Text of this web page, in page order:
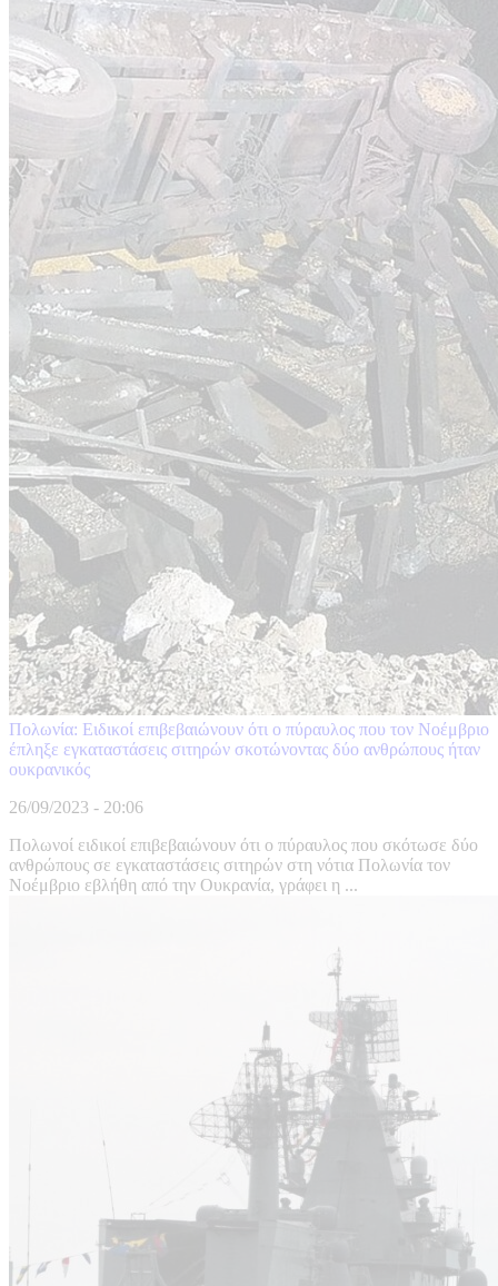
Πολωνία: Ειδικοί επιβεβαιώνουν ότι ο πύραυλος που τον Νοέμβριο
έπληξε εγκαταστάσεις σιτηρών σκοτώνοντας δύο ανθρώπους ήταν
ουκρανικός
26/09/2023 - 20:06
Πολωνοί ειδικοί επιβεβαιώνουν ότι ο πύραυλος που σκότωσε δύο
ανθρώπους σε εγκαταστάσεις σιτηρών στη νότια Πολωνία τον
Νοέμβριο εβλήθη από την Ουκρανία, γράφει η ...